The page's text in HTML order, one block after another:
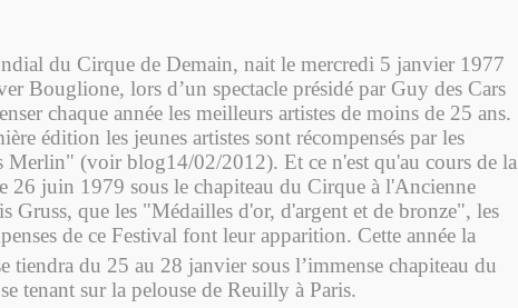
du Cirque de Demain, nait le mercredi 5 janvier 1977
Bouglione, lors d’un spectacle présidé par Guy des Cars
chaque année les meilleurs artistes de moins de 25 ans.
édition les jeunes artistes sont récompensés par les
Merlin" (voir blog14/02/2012). Et ce n'est qu'au cours de la
26 juin 1979 sous le chapiteau du Cirque à l'Ancienne
Gruss, que les "Médailles d'or, d'argent et de bronze", les
de ce Festival font leur apparition. Cette année la
tiendra du 25 au 28 janvier sous l’immense chapiteau du
tenant sur la pelouse de Reuilly à Paris.